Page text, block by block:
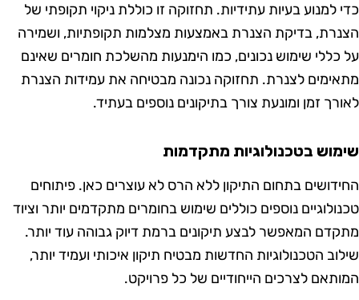
למנוע בעיות עתידיות. תחזוקה זו כוללת ניקוי תקופתי של
בדיקת הצנרת באמצעות מצלמות תקופתיות, ושמירה
שימוש נכונים, כמו הימנעות מהשלכת חומרים שאינם
לצנרת. תחזוקה נכונה מבטיחה את עמידות הצנרת
זמן ומונעת צורך בתיקונים נוספים בעתיד.
בטכנולוגיות מתקדמות
בתחום התיקון ללא הרס לא עוצרים כאן. פיתוחים
נוספים כוללים שימוש בחומרים מתקדמים יותר וציוד
המאפשר לבצע תיקונים ברמת דיוק גבוהה עוד יותר.
הטכנולוגיות החדשות מבטיח תיקון איכותי ועמיד יותר,
לצרכים הייחודיים של כל פרויקט.